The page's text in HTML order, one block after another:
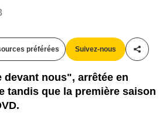
préférées Suivez-nous
devant nous", arrêtée en
tandis que la première saison